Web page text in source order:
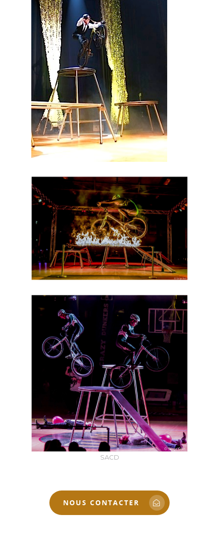
CRÉDITS PHOTOS : CIE REMUE MÉNAGE –
SPECTACLE INSCRIT AU RÉPERTOIRE DE LA
SACD
NOUS CONTACTER